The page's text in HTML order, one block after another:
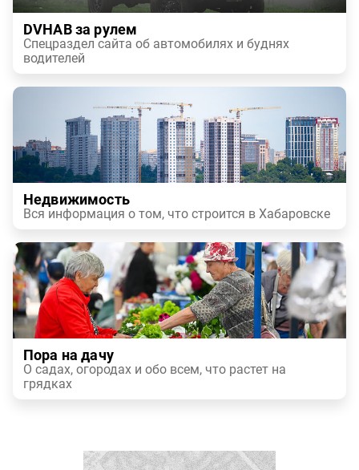
DVHAB за рулем
Спецраздел сайта об автомобилях и буднях
водителей
Недвижимость
Вся информация о том, что строится в Хабаровске
Пора на дачу
О садах, огородах и обо всем, что растет на
грядках